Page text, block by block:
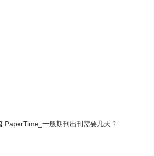
PaperTime_一般期刊出刊需要几天？